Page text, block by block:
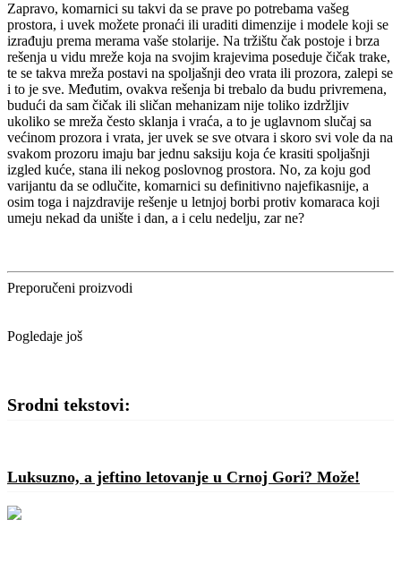
Zapravo, komarnici su takvi da se prave po potrebama vašeg
prostora, i uvek možete pronaći ili uraditi dimenzije i modele koji se
izrađuju prema merama vaše stolarije. Na tržištu čak postoje i brza
rešenja u vidu mreže koja na svojim krajevima poseduje čičak trake,
te se takva mreža postavi na spoljašnji deo vrata ili prozora, zalepi se
i to je sve. Međutim, ovakva rešenja bi trebalo da budu privremena,
budući da sam čičak ili sličan mehanizam nije toliko izdržljiv
ukoliko se mreža često sklanja i vraća, a to je uglavnom slučaj sa
većinom prozora i vrata, jer uvek se sve otvara i skoro svi vole da na
svakom prozoru imaju bar jednu saksiju koja će krasiti spoljašnji
izgled kuće, stana ili nekog poslovnog prostora. No, za koju god
varijantu da se odlučite, komarnici su definitivno najefikasnije, a
osim toga i najzdravije rešenje u letnjoj borbi protiv komaraca koji
umeju nekad da unište i dan, a i celu nedelju, zar ne?
Preporučeni proizvodi
Pogledaje još
Srodni tekstovi:
Luksuzno, a jeftino letovanje u Crnoj Gori? Može!